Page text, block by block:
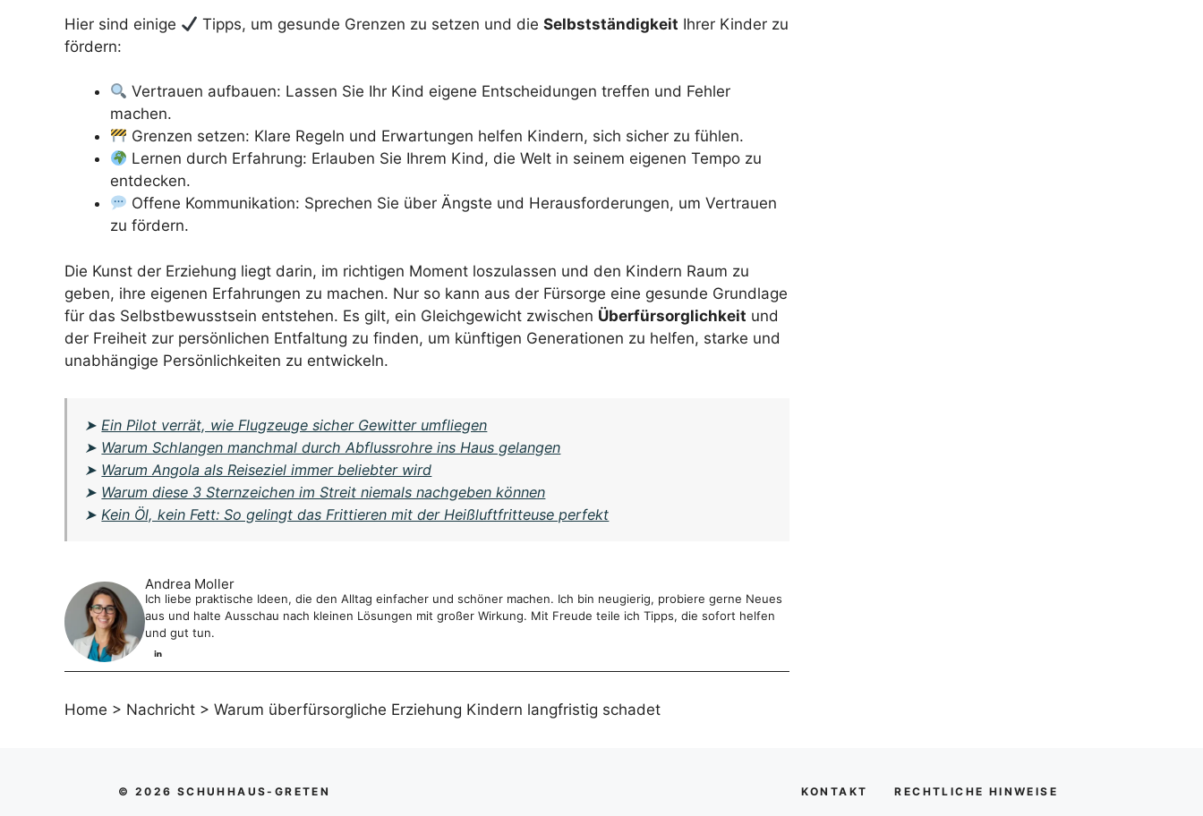
Hier sind einige Tipps, um gesunde Grenzen zu setzen und dieSelbstständigkeit Ihrer Kinder zu
fördern:
Vertrauen aufbauen: Lassen Sie Ihr Kind eigene Entscheidungen treffen und Fehler
machen.
Grenzen setzen: Klare Regeln und Erwartungen helfen Kindern, sich sicher zu fühlen.
Lernen durch Erfahrung: Erlauben Sie Ihrem Kind, die Welt in seinem eigenen Tempo zu
entdecken.
Offene Kommunikation: Sprechen Sie über Ängste und Herausforderungen, um Vertrauen
zu fördern.
Die Kunst der Erziehung liegt darin, im richtigen Moment loszulassen und den Kindern Raum zu
geben, ihre eigenen Erfahrungen zu machen. Nur so kann aus der Fürsorge eine gesunde Grundlage
für das Selbstbewusstsein entstehen. Es gilt, ein Gleichgewicht zwischen Überfürsorglichkeit und
der Freiheit zur persönlichen Entfaltung zu finden, um künftigen Generationen zu helfen, starke und
unabhängige Persönlichkeiten zu entwickeln.
➤ Ein Pilot verrät, wie Flugzeuge sicher Gewitter umfliegen
➤ Warum Schlangen manchmal durch Abflussrohre ins Haus gelangen
➤ Warum Angola als Reiseziel immer beliebter wird
➤ Warum diese 3 Sternzeichen im Streit niemals nachgeben können
➤ Kein Öl, kein Fett: So gelingt das Frittieren mit der Heißluftfritteuse perfekt
Andrea Moller
Ich liebe praktische Ideen, die den Alltag einfacher und schöner machen. Ich bin neugierig, probiere gerne Neues
aus und halte Ausschau nach kleinen Lösungen mit großer Wirkung. Mit Freude teile ich Tipps, die sofort helfen
und gut tun.
Home > Nachricht > Warum überfürsorgliche Erziehung Kindern langfristig schadet
© 2026 SCHUHHAUS-GRETEN KONTAKT RECHTLICHE HINWEISE